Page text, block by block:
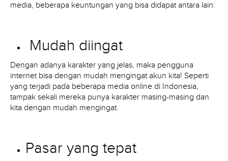
media, beberapa keuntungan yang bisa didapat antara lain:
Mudah diingat
Dengan adanya karakter yang jelas, maka pengguna
internet bisa dengan mudah mengingat akun kita! Seperti
yang terjadi pada beberapa media online di Indonesia,
tampak sekali mereka punya karakter masing-masing dan
kita dengan mudah mengingat.
Pasar yang tepat